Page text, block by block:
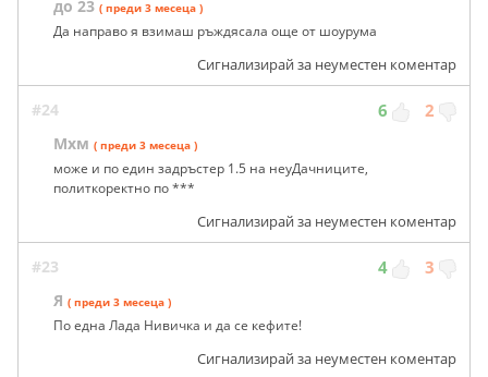
до 23 ( преди 3 месеца )
Да направо я взимаш ръждясала още от шоурума
Сигнализирай за неуместен коментар
#24 6 2
Мхм ( преди 3 месеца )
може и по един задръстер 1.5 на неуДачниците,
политкоректно по ***
Сигнализирай за неуместен коментар
#23 4 3
Я ( преди 3 месеца )
По една Лада Нивичка и да се кефите!
Сигнализирай за неуместен коментар